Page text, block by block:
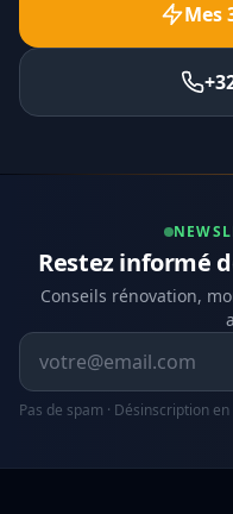
Mes
Restez informé
Conseils rénovation,
Adresse email
Pas de spam · Désinscription en